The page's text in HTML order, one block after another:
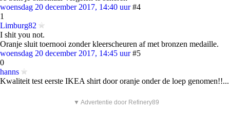
woensdag 20 december 2017, 14:40 uur #4
1
Limburg82
I shit you not.
Oranje sluit toernooi zonder kleerscheuren af met bronzen medaille.
woensdag 20 december 2017, 14:45 uur #5
0
hanns
Kwaliteit test eerste IKEA shirt door oranje onder de loep genomen!!...
▼ Advertentie door Refinery89